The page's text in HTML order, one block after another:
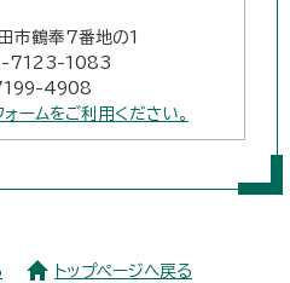
鶴奉7番地の1
04-7123-1083
7199-4908
ームをご利用ください。
トップページへ戻る